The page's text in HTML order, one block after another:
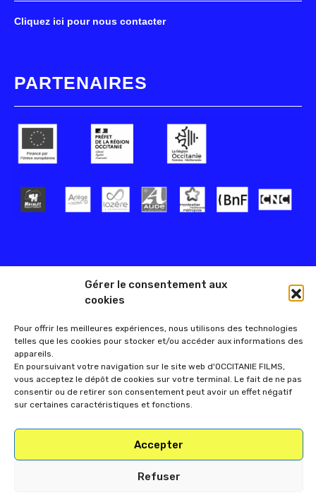
Gérer le consentement aux
cookies
Pour offrir les meilleures expériences, nous utilisons des technologies
telles que les cookies pour stocker et/ou accéder aux informations des
appareils.
En poursuivant votre navigation sur le site web d'OCCITANIE FILMS,
vous acceptez le dépôt de cookies sur votre terminal. Le fait de ne pas
consentir ou de retirer son consentement peut avoir un effet négatif
sur certaines caractéristiques et fonctions.
Accepter
Refuser
Cliquez ici pour nous contacter
PARTENAIRES